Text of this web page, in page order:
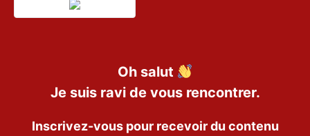
Oh salut
Je suis ravi de vous rencontrer.
Inscrivez-vous pour recevoir du contenu